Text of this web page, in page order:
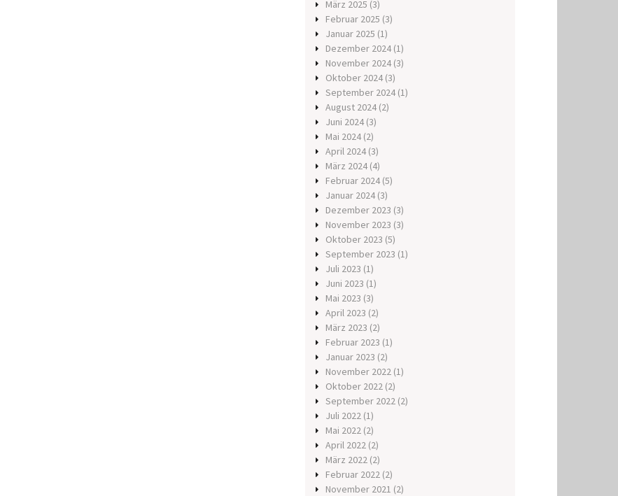
März 2025 (3)
Februar 2025 (3)
Januar 2025 (1)
Dezember 2024 (1)
November 2024 (3)
Oktober 2024 (3)
September 2024 (1)
August 2024 (2)
Juni 2024 (3)
Mai 2024 (2)
April 2024 (3)
März 2024 (4)
Februar 2024 (5)
Januar 2024 (3)
Dezember 2023 (3)
November 2023 (3)
Oktober 2023 (5)
September 2023 (1)
Juli 2023 (1)
Juni 2023 (1)
Mai 2023 (3)
April 2023 (2)
März 2023 (2)
Februar 2023 (1)
Januar 2023 (2)
November 2022 (1)
Oktober 2022 (2)
September 2022 (2)
Juli 2022 (1)
Mai 2022 (2)
April 2022 (2)
März 2022 (2)
Februar 2022 (2)
November 2021 (2)